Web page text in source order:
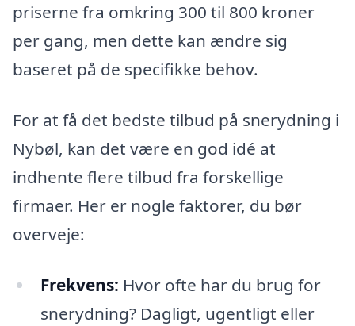
priserne fra omkring 300 til 800 kroner
per gang, men dette kan ændre sig
baseret på de specifikke behov.
For at få det bedste tilbud på snerydning i
Nybøl, kan det være en god idé at
indhente flere tilbud fra forskellige
firmaer. Her er nogle faktorer, du bør
overveje:
Frekvens: Hvor ofte har du brug for
snerydning? Dagligt, ugentligt eller